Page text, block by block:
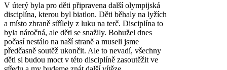
V úterý byla pro děti připravena další olympijská
disciplína, kterou byl biatlon. Děti běhaly na lyžích
a místo zbraně střílely z luku na terč. Disciplína to
byla náročná, ale děti se snažily. Bohužel dnes
počasí nestálo na naší straně a museli jsme
předčasně soutěž ukončit. Ale to nevadí, všechny
děti si budou moct v této disciplíně zasoutěžit ve